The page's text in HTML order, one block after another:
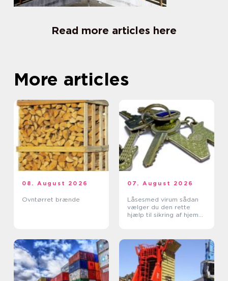
Read more articles here
More articles
08. August 2026
Ovntørret brænde
07. August 2026
Låsesmed virum sådan
vælger du den rette
hjælp til sikring af hjem